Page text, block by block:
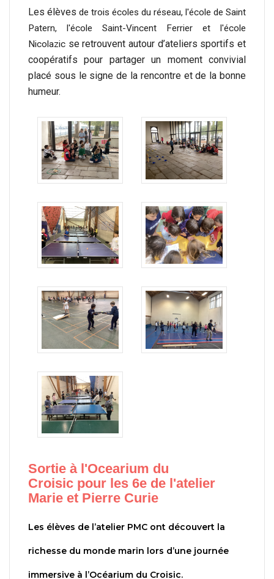
Les élèves de trois écoles du réseau, l'école de Saint
Patern, l'école Saint-Vincent Ferrier et l'école
Nicolazic se retrouvent autour d’ateliers sportifs et
coopératifs pour partager un moment convivial
placé sous le signe de la rencontre et de la bonne
humeur.
Sortie à l'Ocearium du
Croisic pour les 6e de l'atelier
Marie et Pierre Curie
Les élèves de l’atelier PMC ont découvert la
richesse du monde marin lors d’une journée
immersive à l’Océarium du Croisic.